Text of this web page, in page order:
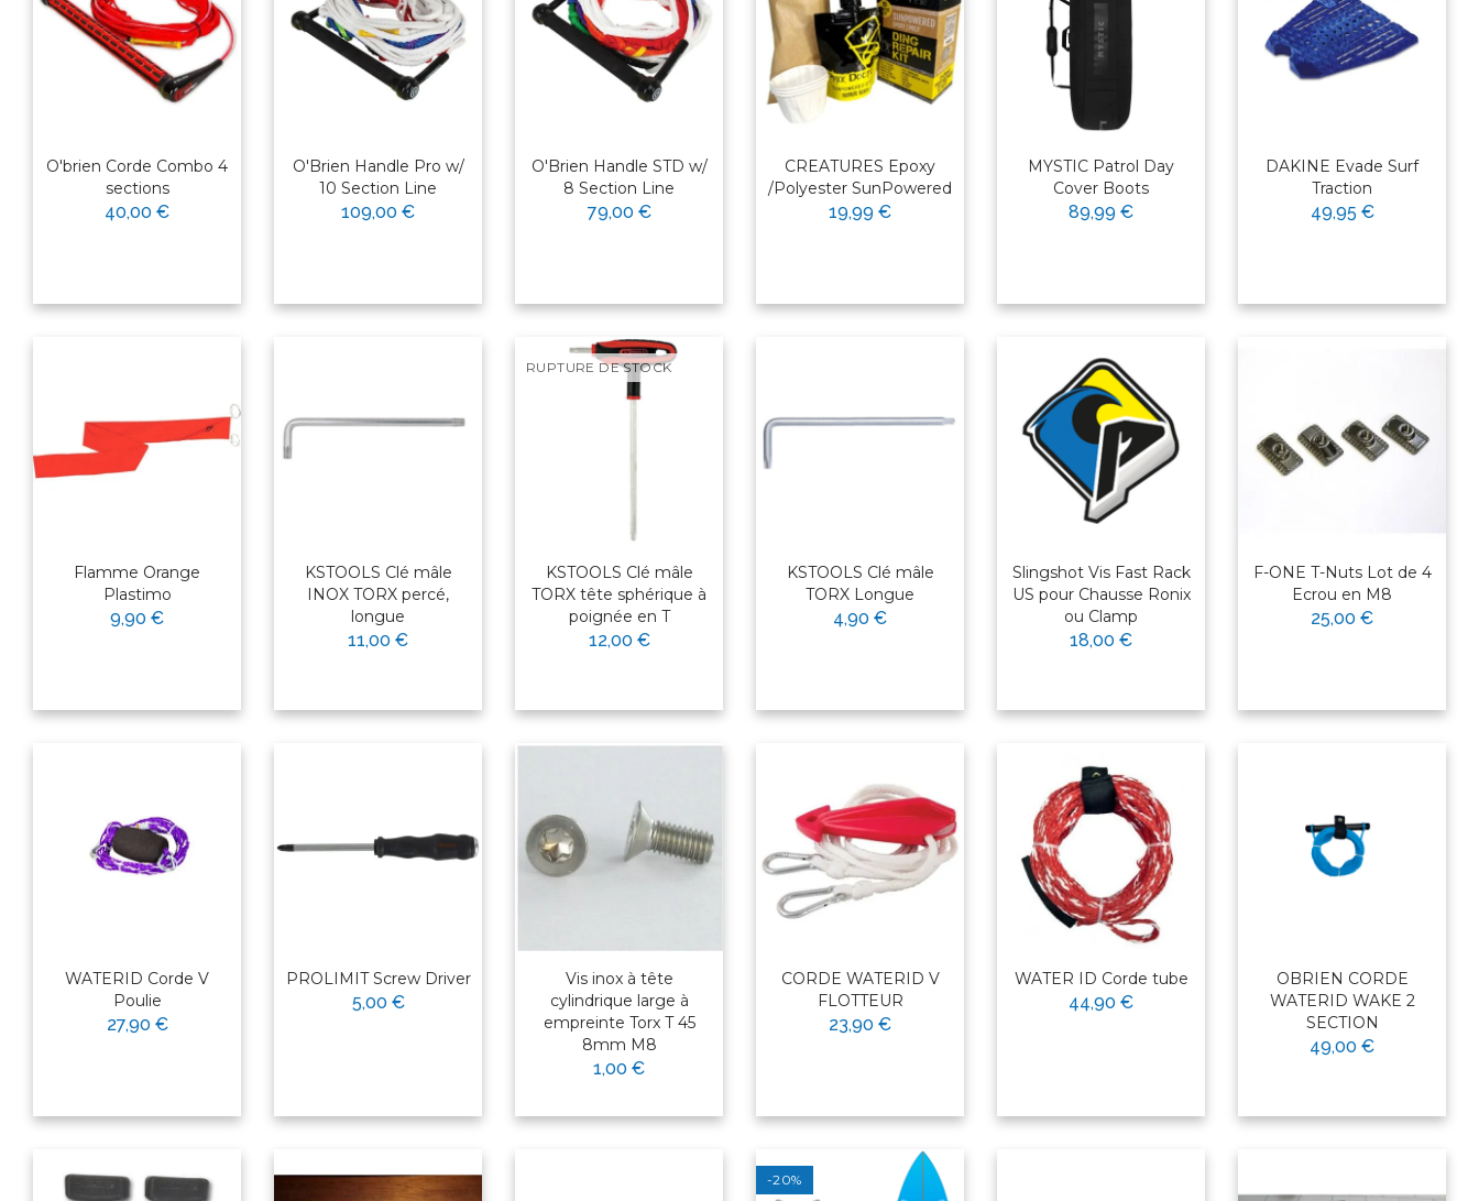
O'brien Corde Combo 4
sections
40,00 €
O'Brien Handle Pro w/
10 Section Line
109,00 €
O'Brien Handle STD w/
8 Section Line
79,00 €
CREATURES Epoxy
/Polyester SunPowered
19,99 €
MYSTIC Patrol Day
Cover Boots
89,99 €
DAKINE Evade Surf
Traction
49,95 €
Flamme Orange
Plastimo
9,90 €
KSTOOLS Clé mâle
INOX TORX percé,
longue
11,00 €
RUPTURE DE STOCK
KSTOOLS Clé mâle
TORX tête sphérique à
poignée en T
12,00 €
KSTOOLS Clé mâle
TORX Longue
4,90 €
Slingshot Vis Fast Rack
US pour Chausse Ronix
ou Clamp
18,00 €
F-ONE T-Nuts Lot de 4
Ecrou en M8
25,00 €
WATERID Corde V
Poulie
27,90 €
PROLIMIT Screw Driver
5,00 €
Vis inox à tête
cylindrique large à
empreinte Torx T 45
8mm M8
1,00 €
CORDE WATERID V
FLOTTEUR
23,90 €
WATER ID Corde tube
44,90 €
OBRIEN CORDE
WATERID WAKE 2
SECTION
49,00 €
-20%